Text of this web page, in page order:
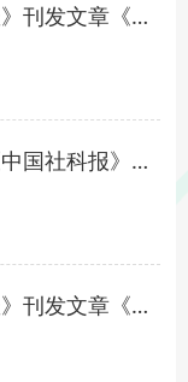
出政绩 以实干出政绩》
特色大国外交话语的价值意蕴》
发展引领乡村生态振兴》